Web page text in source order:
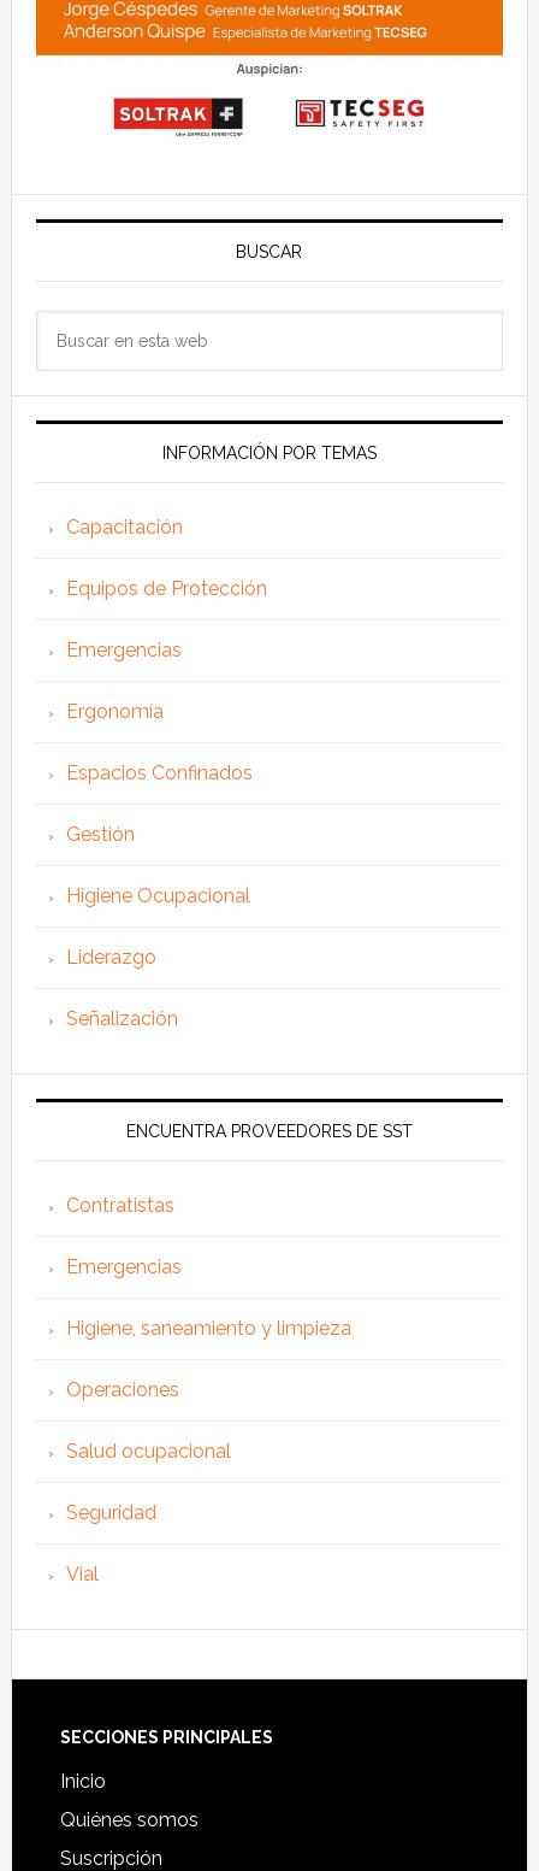
BUSCAR
web
INFORMACIÓN POR TEMAS
Capacitación
Equipos de Protección
Emergencias
Ergonomía
Espacios Confinados
Gestión
Higiene Ocupacional
Liderazgo
Señalización
ENCUENTRA PROVEEDORES DE SST
Contratistas
Emergencias
Higiene, saneamiento y limpieza
Operaciones
Salud ocupacional
Seguridad
Vial
Footer
SECCIONES PRINCIPALES
Inicio
Quiénes somos
Suscripción